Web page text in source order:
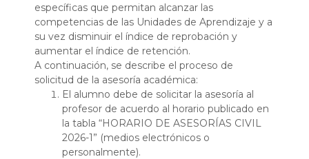
específicas que permitan alcanzar las
competencias de las Unidades de Aprendizaje y a
su vez disminuir el índice de reprobación y
aumentar el índice de retención.
A continuación, se describe el proceso de
solicitud de la asesoría académica:
El alumno debe de solicitar la asesoría al
profesor de acuerdo al horario publicado en
la tabla “HORARIO DE ASESORÍAS CIVIL
2026-1” (medios electrónicos o
personalmente).